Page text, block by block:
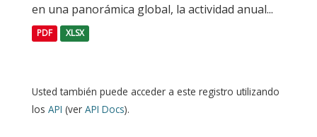
en una panorámica global, la actividad anual...
PDF XLSX
Usted también puede acceder a este registro utilizando
los API (ver API Docs).